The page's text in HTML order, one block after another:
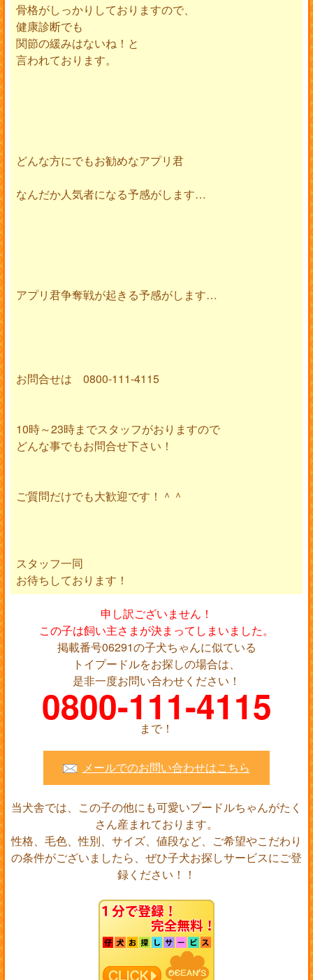
骨格がしっかりしておりますので、
健康診断でも
関節の緩みはないね！と
言われております。
どんな方にでもお勧めなアプリ君
なんだか人気者になる予感がします…
アプリ君争奪戦が起きる予感がします…
お問合せは 0800-111-4115
10時～23時までスタッフがおりますので
どんな事でもお問合せ下さい！
ご質問だけでも大歓迎です！＾＾
スタッフ一同
お待ちしております！
申し訳ございません！
この子は飼い主さまが決まってしまいました。
掲載番号06291の子犬ちゃんに似ている
トイプードルをお探しの場合は、
是非一度お問い合わせください！
0800-111-4115
まで！
メールでのお問い合わせはこちら
当犬舎では、この子の他にも可愛いプードルちゃんがたく
さん産まれております。
性格、毛色、性別、サイズ、値段など、ご希望やこだわり
の条件がございましたら、ぜひ子犬お探しサービスにご登
録ください！！